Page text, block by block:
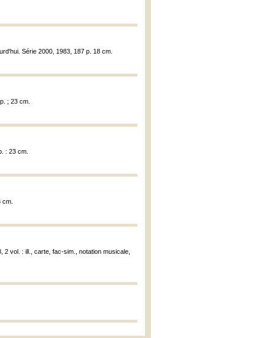
Série 2000, 1983, 187 p. 18 cm.
; 23 cm.
: 23 cm.
cm.
2 vol. : ill., carte, fac-sim., notation musicale,